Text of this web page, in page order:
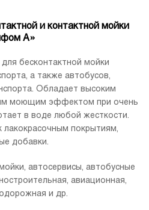
и контактной мойки
А»
бесконтактной мойки
а также автобусов,
Обладает высоким
моющим эффектом при очень
в воде любой жесткости.
покрытиям,
добавки.
автосервисы, автобусные
авиационная,
и др.